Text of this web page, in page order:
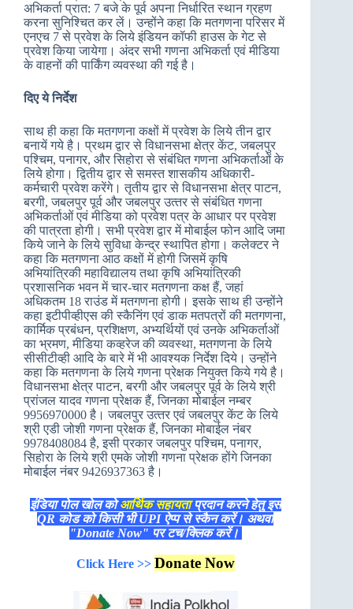
अभिकर्ता प्रात: 7 बजे के पूर्व अपना निर्धारित स्‍थान ग्रहण
करना सुनिश्चित कर लें। उन्‍होंने कहा कि मतगणना परिसर में
एनएच 7 से प्रवेश के लिये इंडियन कॉफी हाउस के गेट से
प्रवेश किया जायेगा। अंदर सभी गणना अभिकर्ता एवं मीडिया
के वाहनों की पार्किंग व्‍यवस्‍था की गई है।
दिए ये निर्देश
साथ ही कहा कि मतगणना कक्षों में प्रवेश के लिये तीन द्वार
बनायें गये है। प्रथम द्वार से विधानसभा क्षेत्र केंट, जबलपुर
पश्चिम, पनागर, और सिहोरा से संबंधित गणना अभिकर्ताओं के
लिये होगा। द्वितीय द्वार से समस्‍त शासकीय अधिकारी-
कर्मचारी प्रवेश करेंगे। तृतीय द्वार से विधानसभा क्षेत्र पाटन,
बरगी, जबलपुर पूर्व और जबलपुर उत्‍तर से संबंधित गणना
अभिकर्ताओं एवं मीडिया को प्रवेश पत्र के आधार पर प्रवेश
की पात्रता होगी। सभी प्रवेश द्वार में मोबाईल फोन आदि जमा
किये जाने के लिये सुविधा केन्‍द्र स्‍थापित होगा। कलेक्‍टर ने
कहा कि मतगणना आठ कक्षों में होगी जिसमें कृषि
अभियांत्रिकी महाविद्यालय तथा कृषि अभियांत्रिकी
प्रशासनिक भवन में चार-चार मतगणना कक्ष हैं, जहां
अधिकतम 18 राउंड में मतगणना होगी। इसके साथ ही उन्‍होंने
कहा इटीपीव्‍हीएस की स्‍कैनिंग एवं डाक मतपत्रों की मतगणना,
कार्मिक प्रबंधन, प्रशिक्षण, अभ्‍यर्थियों एवं उनके अभिकर्ताओं
का भ्रमण, मीडिया कव्‍हरेज की व्‍यवस्‍था, मतगणना के लिये
सीसीटीव्‍ही आदि के बारे में भी आवश्‍यक निर्देश दिये। उन्‍होंने
कहा कि मतगणना के लिये गणना प्रेक्षक नियुक्‍त किये गये है।
विधानसभा क्षेत्र पाटन, बरगी और जबलपुर पूर्व के लिये श्री
प्रांजल यादव गणना प्रेक्षक हैं, जिनका मोबाईल नम्‍बर
9956970000 है। जबलपुर उत्‍तर एवं जबलपुर केंट के लिये
श्री एडी जोशी गणना प्रेक्षक हैं, जिनका मोबाईल नंबर
9978408084 है, इसी प्रकार जबलपुर पश्चिम, पनागर,
सिहोरा के लिये श्री एमके जोशी गणना प्रेक्षक होंगे जिनका
मोबाईल नंबर 9426937363 है।
इंडिया पोल खोल कोआर्थिक सहायताप्रदान करने हेतु इस
QR कोड को किसी भी UPI ऐप्प से स्कैन करें। अथवा
"Donate Now" पर टच/क्लिक करें।
Click Here >> Donate Now